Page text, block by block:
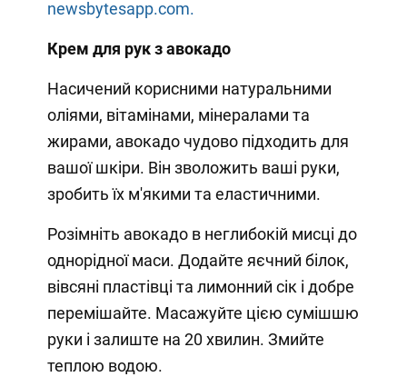
newsbytesapp.com.
Крем для рук з авокадо
Насичений корисними натуральними
оліями, вітамінами, мінералами та
жирами, авокадо чудово підходить для
вашої шкіри. Він зволожить ваші руки,
зробить їх м'якими та еластичними.
Розімніть авокадо в неглибокій мисці до
однорідної маси. Додайте яєчний білок,
вівсяні пластівці та лимонний сік і добре
перемішайте. Масажуйте цією сумішшю
руки і залиште на 20 хвилин. Змийте
теплою водою.